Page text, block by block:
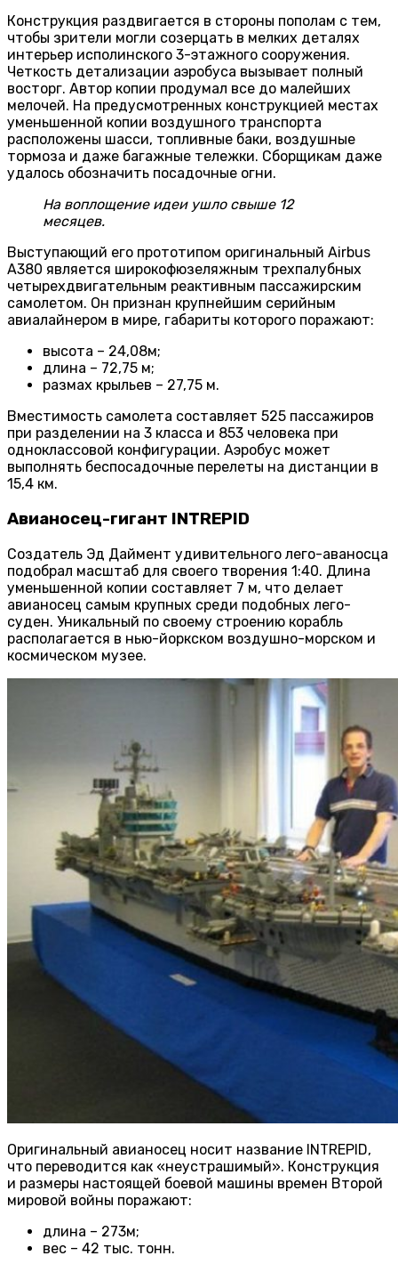
Конструкция раздвигается в стороны пополам с тем,
чтобы зрители могли созерцать в мелких деталях
интерьер исполинского 3-этажного сооружения.
Четкость детализации аэробуса вызывает полный
восторг. Автор копии продумал все до малейших
мелочей. На предусмотренных конструкцией местах
уменьшенной копии воздушного транспорта
расположены шасси, топливные баки, воздушные
тормоза и даже багажные тележки. Сборщикам даже
удалось обозначить посадочные огни.
На воплощение идеи ушло свыше 12
месяцев.
Выступающий его прототипом оригинальный Аirbus
A380 является широкофюзеляжным трехпалубных
четырехдвигательным реактивным пассажирским
самолетом. Он признан крупнейшим серийным
авиалайнером в мире, габариты которого поражают:
высота – 24,08м;
длина – 72,75 м;
размах крыльев – 27,75 м.
Вместимость самолета составляет 525 пассажиров
при разделении на 3 класса и 853 человека при
одноклассовой конфигурации. Аэробус может
выполнять беспосадочные перелеты на дистанции в
15,4 км.
Авианосец-гигант INTREPID
Создатель Эд Даймент удивительного лего-аваносца
подобрал масштаб для своего творения 1:40. Длина
уменьшенной копии составляет 7 м, что делает
авианосец самым крупных среди подобных лего-
суден. Уникальный по своему строению корабль
располагается в нью-йоркском воздушно-морском и
космическом музее.
Оригинальный авианосец носит название INTREPID,
что переводится как «неустрашимый». Конструкция
и размеры настоящей боевой машины времен Второй
мировой войны поражают:
длина – 273м;
вес – 42 тыс. тонн.